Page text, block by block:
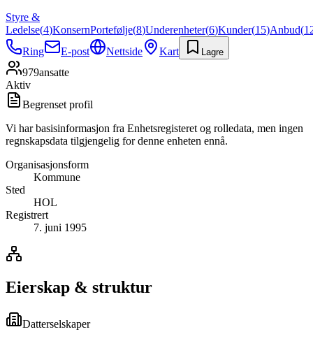
Styre &
Ledelse(4)KonsernPortefølje(8)Underenheter(6)Kunder(15)Anbud(
Ring
E-post Nettside Kart Lagre
979ansatte
Aktiv
Begrenset profil
Vi har basisinformasjon fra Enhetsregisteret og rolledata, men ingen
regnskapsdata tilgjengelig for denne enheten ennå.
Organisasjonsform
Kommune
Sted
HOL
Registrert
7. juni 1995
Eierskap & struktur
Datterselskaper